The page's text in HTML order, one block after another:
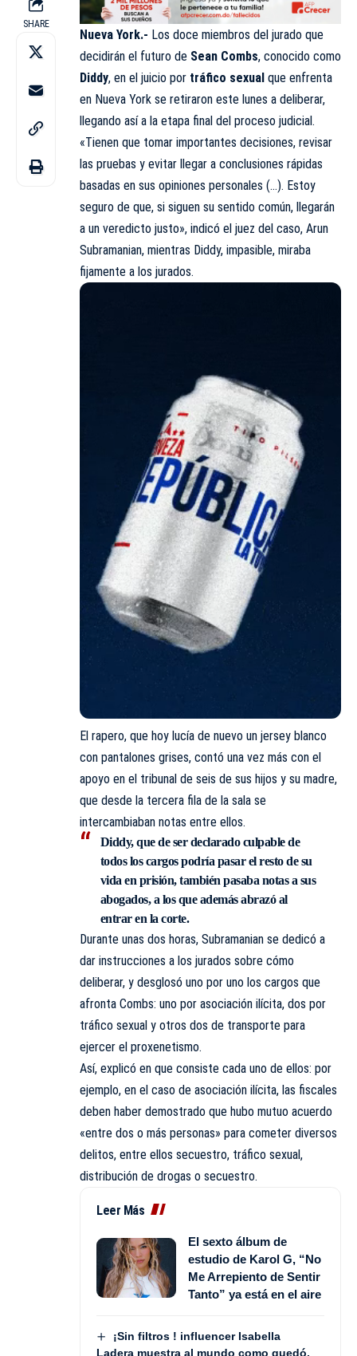
SHARE
Nueva York.- Los doce miembros del jurado que
decidirán el futuro de Sean Combs, conocido como
Diddy, en el juicio por tráfico sexual que enfrenta
en Nueva York se retiraron este lunes a deliberar,
llegando así a la etapa final del proceso judicial.
«Tienen que tomar importantes decisiones, revisar
las pruebas y evitar llegar a conclusiones rápidas
basadas en sus opiniones personales (…). Estoy
seguro de que, si siguen su sentido común, llegarán
a un veredicto justo», indicó el juez del caso, Arun
Subramanian, mientras Diddy, impasible, miraba
fijamente a los jurados.
El rapero, que hoy lucía de nuevo un jersey blanco
con pantalones grises, contó una vez más con el
apoyo en el tribunal de seis de sus hijos y su madre,
que desde la tercera fila de la sala se
intercambiaban notas entre ellos.
Diddy, que de ser declarado culpable de
todos los cargos podría pasar el resto de su
vida en prisión, también pasaba notas a sus
abogados, a los que además abrazó al
entrar en la corte.
Durante unas dos horas, Subramanian se dedicó a
dar instrucciones a los jurados sobre cómo
deliberar, y desglosó uno por uno los cargos que
afronta Combs: uno por asociación ilícita, dos por
tráfico sexual y otros dos de transporte para
ejercer el proxenetismo.
Así, explicó en que consiste cada uno de ellos: por
ejemplo, en el caso de asociación ilícita, las fiscales
deben haber demostrado que hubo mutuo acuerdo
«entre dos o más personas» para cometer diversos
delitos, entre ellos secuestro, tráfico sexual,
distribución de drogas o secuestro.
Leer Más
El sexto álbum de
estudio de Karol G, “No
Me Arrepiento de Sentir
Tanto” ya está en el aire
¡Sin filtros ! influencer Isabella
Ladera muestra al mundo como quedó,